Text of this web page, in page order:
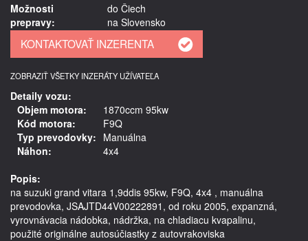
Možnosti
prepravy:
do Čiech
na Slovensko
ZOBRAZIŤ VŠETKY INZERÁTY UŽÍVATEĽA
Detaily vozu:
Objem motora:
1870ccm 95kw
Kód motora:
F9Q
Typ prevodovky: Manuálna
Náhon:
4x4
Popis:
na suzuki grand vitara 1,9ddis 95kw, F9Q, 4x4 , manuálna
prevodovka, JSAJTD44V00222891, od roku 2005, expanzná,
vyrovnávacia nádobka, nádržka, na chladiacu kvapalinu,
použité originálne autosúčiastky z autovrakoviska